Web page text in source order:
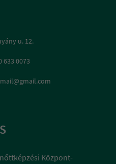
u. 12.
633 0073
Központ-